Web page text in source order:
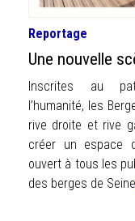
Reportage
Une nouvelle
Inscrites au
l’humanité, les
rive droite et rive
créer un espace
ouvert à tous les
des berges de Seine